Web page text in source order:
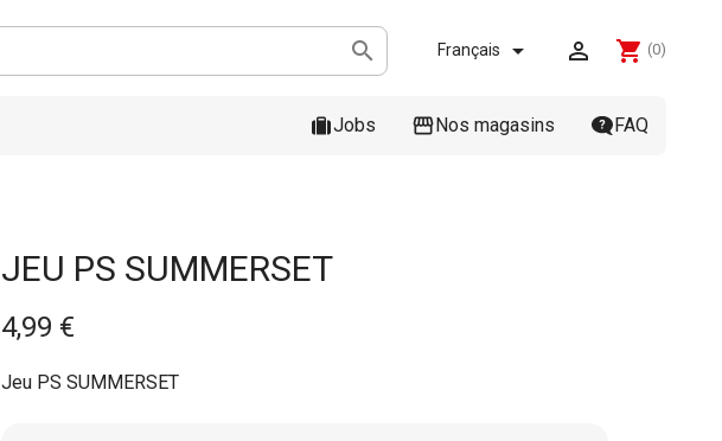
 shopping_cart (0)
Français  
Jobs Nos magasins FAQ
JEU PS SUMMERSET
4,99 €
Jeu PS SUMMERSET